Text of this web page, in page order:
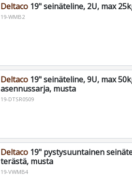
Deltaco19" seinäteline, 2U, max
19-WMB2
Deltaco19" seinäteline, 9U, max
asennussarja, musta
19-DTSR0509
Deltaco19" pystysuuntainen
terästä, musta
19-VWMB4